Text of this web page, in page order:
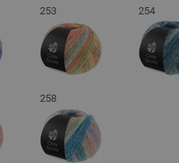
253 254
258